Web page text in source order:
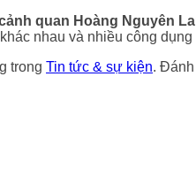
quan Hoàng Nguyên
nhau và nhiều công
trong Tin tức & sự kiện. Đánh